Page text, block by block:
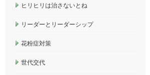
ヒリヒリは治さないとね
リーダーとリーダーシップ
花粉症対策
世代交代